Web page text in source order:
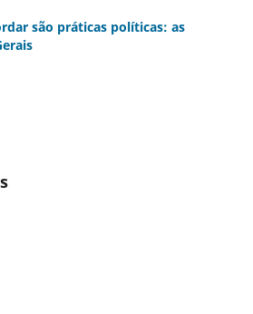
são práticas políticas: as